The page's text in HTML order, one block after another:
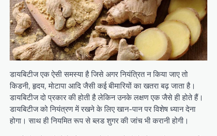
डायबिटीज एक ऐसी समस्या है जिसे अगर नियंत्रित न किया जाए तो
किडनी, हृदय, मोटापा आदि जैसी कई बीमारियों का खतरा बढ़ जाता है।
डायबिटीज दो प्रकार की होती है लेकिन उनके लक्षण एक जैसे ही होते हैं।
डायबिटीज को नियंत्रण में रखने के लिए खान-पान पर विशेष ध्यान देना
होगा। साथ ही नियमित रूप से ब्लड शुगर की जांच भी करानी होगी।